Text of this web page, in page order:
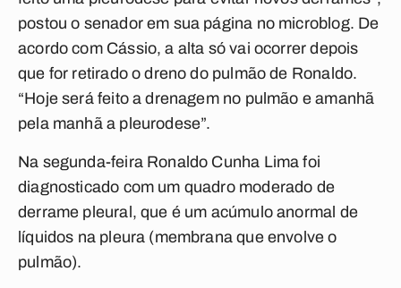
postou o senador em sua página no microblog. De
acordo com Cássio, a alta só vai ocorrer depois
que for retirado o dreno do pulmão de Ronaldo.
“Hoje será feito a drenagem no pulmão e amanhã
pela manhã a pleurodese”.
Na segunda-feira Ronaldo Cunha Lima foi
diagnosticado com um quadro moderado de
derrame pleural, que é um acúmulo anormal de
líquidos na pleura (membrana que envolve o
pulmão).